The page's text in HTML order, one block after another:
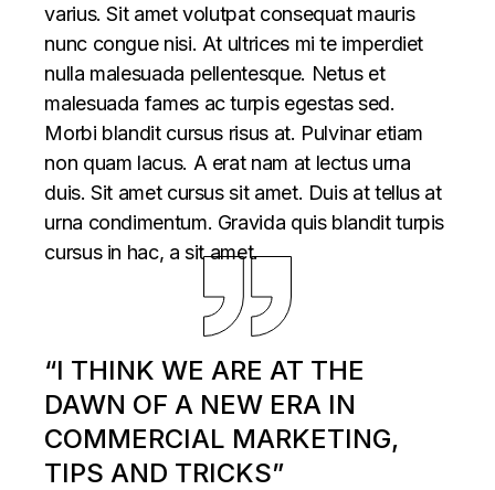
varius. Sit amet volutpat consequat mauris
nunc congue nisi. At ultrices mi te imperdiet
nulla malesuada pellentesque. Netus et
malesuada fames ac turpis egestas sed.
Morbi blandit cursus risus at. Pulvinar etiam
non quam lacus. A erat nam at lectus urna
duis. Sit amet cursus sit amet. Duis at tellus at
urna condimentum. Gravida quis blandit turpis
cursus in hac, a sit amet.
“I THINK WE ARE AT THE
DAWN OF A NEW ERA IN
COMMERCIAL MARKETING,
TIPS AND TRICKS”